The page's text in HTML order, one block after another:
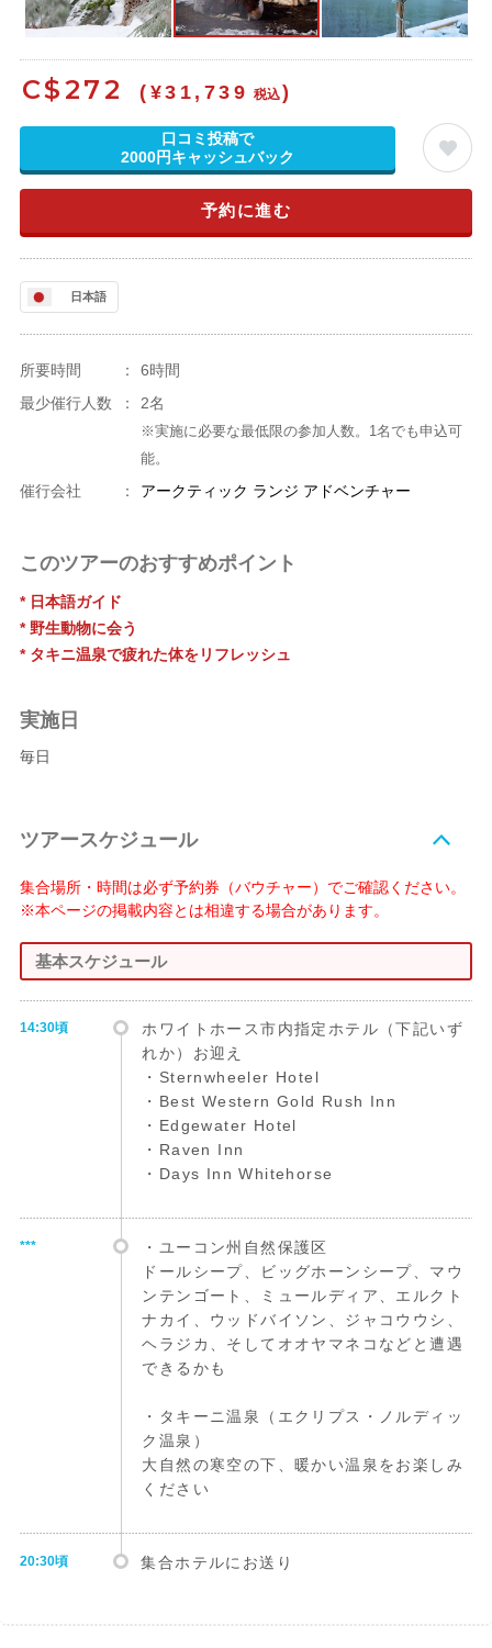
C$272 (¥31,739 税込)
口コミ投稿で
2000円キャッシュバック
予約に進む
日本語
所要時間 ：
6時間
最少催行人数
： 2名
※実施に必要な最低限の参加人数。1名でも申込可
能。
催行会社 ： アークティック ランジ アドベンチャー
このツアーのおすすめポイント
* 日本語ガイド
* 野生動物に会う
* タキニ温泉で疲れた体をリフレッシュ
実施日
毎日
ツアースケジュール
集合場所・時間は必ず予約券（バウチャー）でご確認ください。
※本ページの掲載内容とは相違する場合があります。
基本スケジュール
14:30頃
ホワイトホース市内指定ホテル（下記いず
れか）お迎え
・Sternwheeler Hotel
・Best Western Gold Rush Inn
・Edgewater Hotel
・Raven Inn
・Days Inn Whitehorse
***
・ユーコン州自然保護区
ドールシープ、ビッグホーンシープ、マウ
ンテンゴート、ミュールディア、エルクト
ナカイ、ウッドバイソン、ジャコウウシ、
ヘラジカ、そしてオオヤマネコなどと遭遇
できるかも
・タキーニ温泉（エクリプス・ノルディッ
ク温泉）
大自然の寒空の下、暖かい温泉をお楽しみ
ください
20:30頃 集合ホテルにお送り